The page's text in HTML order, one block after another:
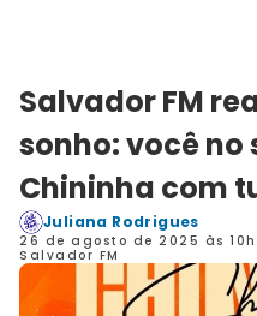
Salvador FM
sonho: você no
Chininha com
Juliana Rodrigues
26 de agosto de 2025 às
Salvador FM